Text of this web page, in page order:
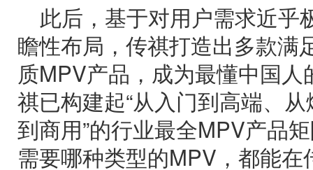
此后，基于对用户需求近乎
瞻性布局，传祺打造出多款满
质MPV产品，成为最懂中国
祺已构建起“从入门到高端、
到商用”的行业最全MPV产品
需要哪种类型的MPV，都能